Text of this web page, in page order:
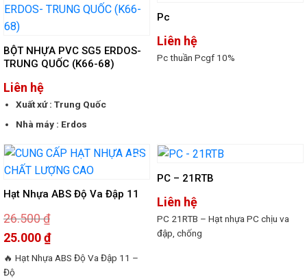
BỘT NHỰA PVC SG5 ERDOS-
TRUNG QUỐC (K66-68)
Liên hệ
Xuất xứ : Trung Quốc
Nhà máy : Erdos
Pc
Liên hệ
Pc thuần Pcgf 10%
-6%
Hạt Nhựa ABS Độ Va Đập 11
26.500₫
Giá
gốc
là:
26.500 ₫.
25.000₫
Giá
hiện
tại
🔥 Hạt Nhựa ABS Độ Va Đập 11 –
Độ
PC – 21RTB
Liên hệ
PC 21RTB – Hạt nhựa PC chịu va
đập, chống